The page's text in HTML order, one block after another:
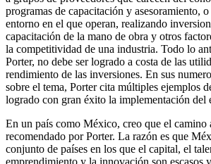
programas de capacitación y asesoramiento,
entorno en el que operan, realizando
capacitación de la mano de obra y otros
la competitividad de una industria. Todo lo
Porter, no debe ser logrado a costa de las
rendimiento de las inversiones. En sus
sobre el tema, Porter cita múltiples ejemplos
logrado con gran éxito la implementación del
En un país como México, creo que el camino
recomendado por Porter. La razón es que
conjunto de países en los que el capital, el